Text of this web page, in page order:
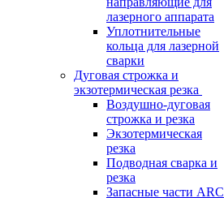
лазерного аппарата
Уплотнительные
кольца для лазерной
сварки
Дуговая строжка и
экзотермическая резка
Воздушно-дуговая
строжка и резка
Экзотермическая
резка
Подводная сварка и
резка
Запасные части ARC